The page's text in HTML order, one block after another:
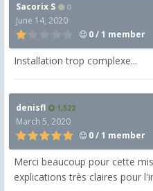
Sacorix S 0
June 14, 2020
0 / 1 member
Installation trop complexe...
denisfl 1,522
March 5, 2020
0 / 1 member
Merci beaucoup pour cette
explications très claires pour